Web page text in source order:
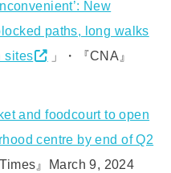
New
paths, long walks
sites
」・『CNA』
and foodcourt to open
centre by end of Q2
』March 9, 2024